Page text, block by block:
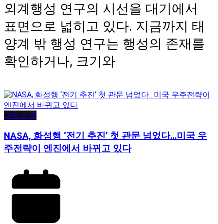
외계행성 연구의 시선을 대기에서
표면으로 넓히고 있다. 지금까지 태
양계 밖 행성 연구는 행성의 존재를
확인하거나, 크기와
과학·우주
NASA, 화성행 ‘전기 추진’ 첫 관문 넘었다…미국 우
주전략이 엔진에서 바뀌고 있다